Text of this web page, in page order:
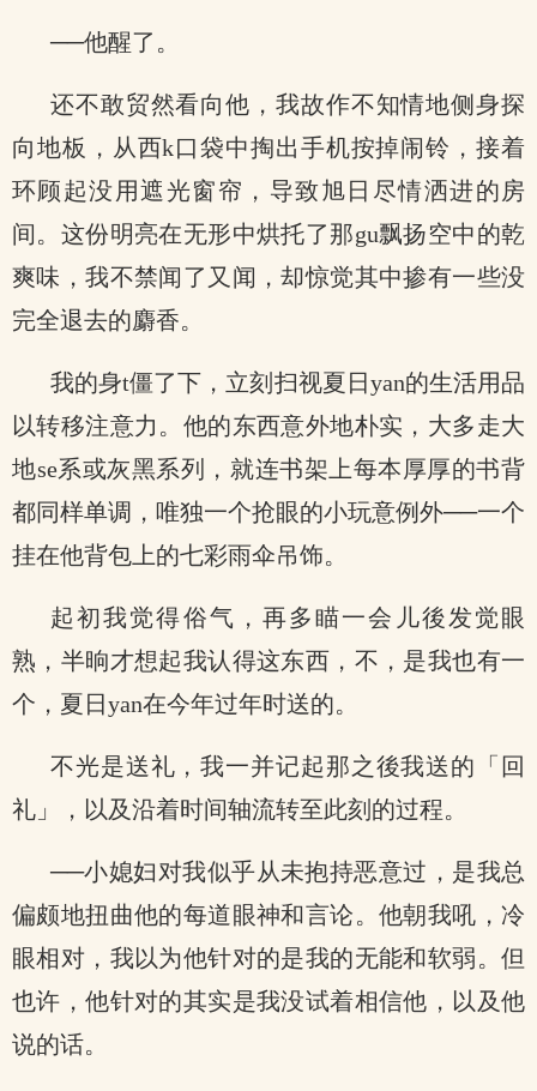
──他醒了。
还不敢贸然看向他，我故作不知情地侧身探
向地板，从西k口袋中掏出手机按掉闹铃，接着
环顾起没用遮光窗帘，导致旭日尽情洒进的房
间。这份明亮在无形中烘托了那gu飘扬空中的乾
爽味，我不禁闻了又闻，却惊觉其中掺有一些没
完全退去的麝香。
我的身t僵了下，立刻扫视夏日yan的生活用品
以转移注意力。他的东西意外地朴实，大多走大
地se系或灰黑系列，就连书架上每本厚厚的书背
都同样单调，唯独一个抢眼的小玩意例外──一个
挂在他背包上的七彩雨伞吊饰。
起初我觉得俗气，再多瞄一会儿後发觉眼
熟，半晌才想起我认得这东西，不，是我也有一
个，夏日yan在今年过年时送的。
不光是送礼，我一并记起那之後我送的「回
礼」，以及沿着时间轴流转至此刻的过程。
──小媳妇对我似乎从未抱持恶意过，是我总
偏颇地扭曲他的每道眼神和言论。他朝我吼，冷
眼相对，我以为他针对的是我的无能和软弱。但
也许，他针对的其实是我没试着相信他，以及他
说的话。